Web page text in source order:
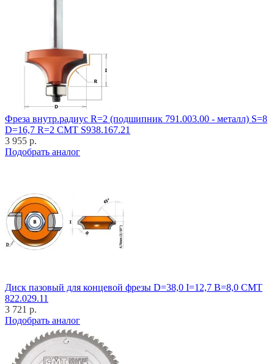
Фреза внутр.радиус R=2 (подшипник 791.003.00 - металл) S=8
D=16,7 R=2 CMT S938.167.21
3 955 р.
Подобрать аналог
Диск пазовый для концевой фрезы D=38,0 I=12,7 B=8,0 CMT
822.029.11
3 721 р.
Подобрать аналог